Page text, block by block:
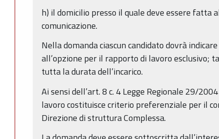
h) il domicilio presso il quale deve essere fatta
comunicazione.
Nella domanda ciascun candidato dovrà
all’opzione per il rapporto di lavoro esclusivo;
tutta la durata dell’incarico.
Ai sensi dell’art. 8 c. 4 Legge Regionale 29/
lavoro costituisce criterio preferenziale per il
Direzione di struttura Complessa.